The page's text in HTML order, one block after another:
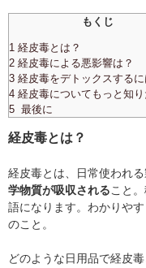
もくじ
1 経皮毒とは？
2 経皮毒による悪影響は？
3 経皮毒をデトックスするに
4 経皮毒についてもっと知り
5 最後に
経皮毒とは？
経皮毒とは、日常使われる
学物質が吸収されること
語になります。わかりや
のこと。
どのような日用品で経皮